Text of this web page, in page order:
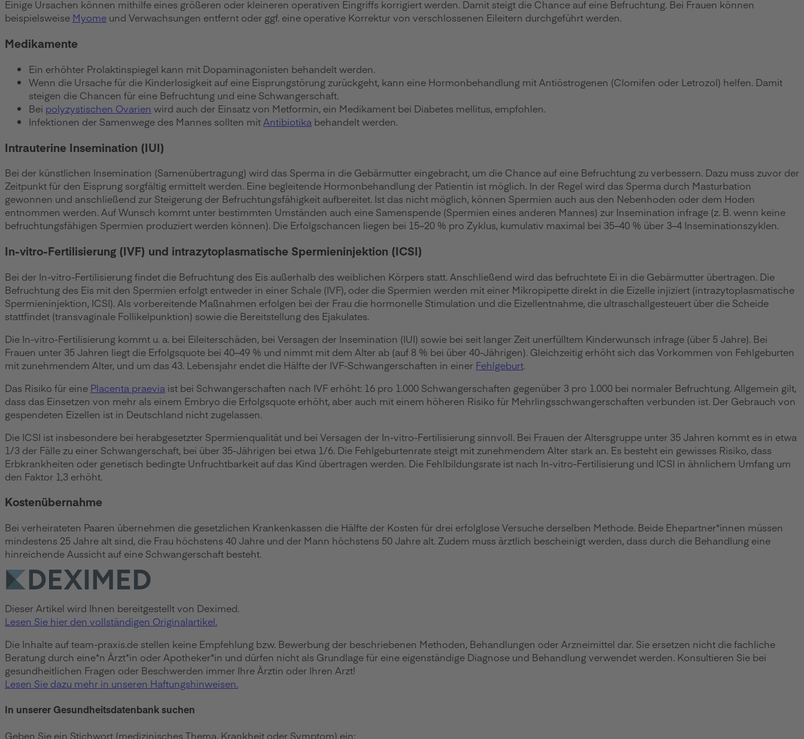
Einige Ursachen können mithilfe eines größeren oder kleineren operativen Eingriffs korrigiert werden. Damit steigt die Chance auf eine Befruchtung. Bei Frauen können
beispielsweise Myome und Verwachsungen entfernt oder ggf. eine operative Korrektur von verschlossenen Eileitern durchgeführt werden.
Medikamente
Ein erhöhter Prolaktinspiegel kann mit Dopaminagonisten behandelt werden.
Wenn die Ursache für die Kinderlosigkeit auf eine Eisprungstörung zurückgeht, kann eine Hormonbehandlung mit Antiöstrogenen (Clomifen oder Letrozol) helfen. Damit
steigen die Chancen für eine Befruchtung und eine Schwangerschaft.
Bei polyzystischen Ovarien wird auch der Einsatz von Metformin, ein Medikament bei Diabetes mellitus, empfohlen.
Infektionen der Samenwege des Mannes sollten mitAntibiotika behandelt werden.
Intrauterine Insemination (IUI)
Bei der künstlichen Insemination (Samenübertragung) wird das Sperma in die Gebärmutter eingebracht, um die Chance auf eine Befruchtung zu verbessern. Dazu muss zuvor der
Zeitpunkt für den Eisprung sorgfältig ermittelt werden. Eine begleitende Hormonbehandlung der Patientin ist möglich. In der Regel wird das Sperma durch Masturbation
gewonnen und anschließend zur Steigerung der Befruchtungsfähigkeit aufbereitet. Ist das nicht möglich, können Spermien auch aus den Nebenhoden oder dem Hoden
entnommen werden. Auf Wunsch kommt unter bestimmten Umständen auch eine Samenspende (Spermien eines anderen Mannes) zur Insemination infrage (z. B. wenn keine
befruchtungsfähigen Spermien produziert werden können). Die Erfolgschancen liegen bei 15–20 % pro Zyklus, kumulativ maximal bei 35–40 % über 3–4 Inseminationszyklen.
In-vitro-Fertilisierung (IVF) und intrazytoplasmatische Spermieninjektion (ICSI)
Bei der In-vitro-Fertilisierung findet die Befruchtung des Eis außerhalb des weiblichen Körpers statt. Anschließend wird das befruchtete Ei in die Gebärmutter übertragen. Die
Befruchtung des Eis mit den Spermien erfolgt entweder in einer Schale (IVF), oder die Spermien werden mit einer Mikropipette direkt in die Eizelle injiziert (intrazytoplasmatische
Spermieninjektion, ICSI). Als vorbereitende Maßnahmen erfolgen bei der Frau die hormonelle Stimulation und die Eizellentnahme, die ultraschallgesteuert über die Scheide
stattfindet (transvaginale Follikelpunktion) sowie die Bereitstellung des Ejakulates.
Die In-vitro-Fertilisierung kommt u. a. bei Eileiterschäden, bei Versagen der Insemination (IUI) sowie bei seit langer Zeit unerfülltem Kinderwunsch infrage (über 5 Jahre). Bei
Frauen unter 35 Jahren liegt die Erfolgsquote bei 40–49 % und nimmt mit dem Alter ab (auf 8 % bei über 40-Jährigen). Gleichzeitig erhöht sich das Vorkommen von Fehlgeburten
mit zunehmendem Alter, und um das 43. Lebensjahr endet die Hälfte der IVF-Schwangerschaften in einer Fehlgeburt.
Das Risiko für eine Placenta praevia ist bei Schwangerschaften nach IVF erhöht: 16 pro 1.000 Schwangerschaften gegenüber 3 pro 1.000 bei normaler Befruchtung. Allgemein gilt,
dass das Einsetzen von mehr als einem Embryo die Erfolgsquote erhöht, aber auch mit einem höheren Risiko für Mehrlingsschwangerschaften verbunden ist. Der Gebrauch von
gespendeten Eizellen ist in Deutschland nicht zugelassen.
Die ICSI ist insbesondere bei herabgesetzter Spermienqualität und bei Versagen der In-vitro-Fertilisierung sinnvoll. Bei Frauen der Altersgruppe unter 35 Jahren kommt es in etwa
1/3 der Fälle zu einer Schwangerschaft, bei über 35-Jährigen bei etwa 1/6. Die Fehlgeburtenrate steigt mit zunehmendem Alter stark an. Es besteht ein gewisses Risiko, dass
Erbkrankheiten oder genetisch bedingte Unfruchtbarkeit auf das Kind übertragen werden. Die Fehlbildungsrate ist nach In-vitro-Fertilisierung und ICSI in ähnlichem Umfang um
den Faktor 1,3 erhöht.
Kostenübernahme
Bei verheirateten Paaren übernehmen die gesetzlichen Krankenkassen die Hälfte der Kosten für drei erfolglose Versuche derselben Methode. Beide Ehepartner*innen müssen
mindestens 25 Jahre alt sind, die Frau höchstens 40 Jahre und der Mann höchstens 50 Jahre alt. Zudem muss ärztlich bescheinigt werden, dass durch die Behandlung eine
hinreichende Aussicht auf eine Schwangerschaft besteht.
Dieser Artikel wird Ihnen bereitgestellt von Deximed.
Lesen Sie hier den vollständigen Originalartikel.
Die Inhalte auf team-praxis.de stellen keine Empfehlung bzw. Bewerbung der beschriebenen Methoden, Behandlungen oder Arzneimittel dar. Sie ersetzen nicht die fachliche
Beratung durch eine*n Ärzt*in oder Apotheker*in und dürfen nicht als Grundlage für eine eigenständige Diagnose und Behandlung verwendet werden. Konsultieren Sie bei
gesundheitlichen Fragen oder Beschwerden immer Ihre Ärztin oder Ihren Arzt!
Lesen Sie dazu mehr in unseren Haftungshinweisen.
In unserer Gesundheitsdatenbank suchen
Geben Sie ein Stichwort (medizinisches Thema, Krankheit oder Symptom) ein: